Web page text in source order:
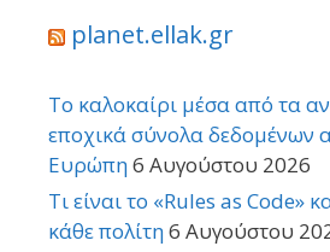
planet.ellak.gr
Το καλοκαίρι μέσα από τα
εποχικά σύνολα δεδομένων
Ευρώπη6 Αυγούστου 2026
Τι είναι το «Rules as Code»
κάθε πολίτη6 Αυγούστου